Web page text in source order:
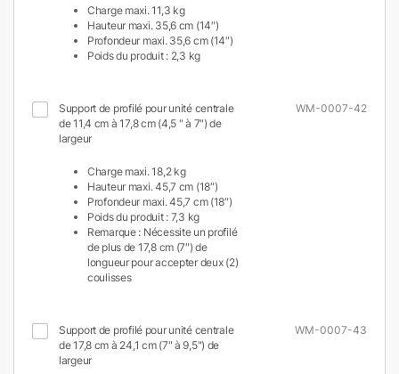
Charge maxi. 11,3 kg
Hauteur maxi. 35,6 cm (14″)
Profondeur maxi. 35,6 cm (14″)
Poids du produit : 2,3 kg
Support de profilé pour unité centrale
de 11,4 cm à 17,8 cm (4,5 " à 7") de
largeur
Charge maxi. 18,2 kg
Hauteur maxi. 45,7 cm (18″)
Profondeur maxi. 45,7 cm (18″)
Poids du produit : 7,3 kg
Remarque : Nécessite un profilé
de plus de 17,8 cm (7″) de
longueur pour accepter deux (2)
coulisses
WM-0007-42
Support de profilé pour unité centrale
de 17,8 cm à 24,1 cm (7" à 9,5") de
largeur
WM-0007-43